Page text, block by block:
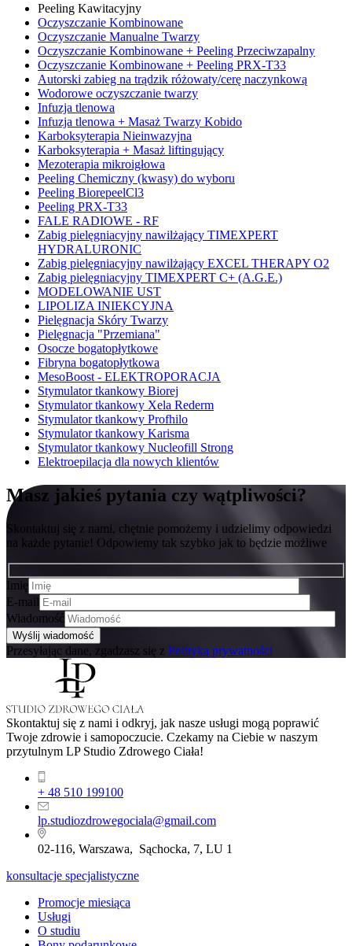
Peeling Kawitacyjny
Oczyszczanie Kombinowane
Oczyszczanie Manualne Twarzy
Oczyszczanie Kombinowane + Peeling Przeciwzapalny
Oczyszczanie Kombinowane + Peeling PRX-T33
Autorski zabieg na trądzik różowaty/cerę naczynkową
Wodorowe oczyszczanie twarzy
Infuzja tlenowa
Infuzja tlenowa + Masaż Twarzy Kobido
Karboksyterapia Nieinwazyjna
Karboksyterapia + Masaż liftingujący
Mezoterapia mikroigłowa
Peeling Chemiczny (kwasy) do wyboru
Peeling BiorepeelCl3
Peeling PRX-T33
FALE RADIOWE - RF
Zabig pielęgniacyjny nawilżający TIMEXPERT
HYDRALURONIC
Zabig pielęgniacyjny nawilżający EXCEL THERAPY O2
Zabig pielęgniacyjny TIMEXPERT C+ (A.G.E.)
MODELOWANIE UST
LIPOLIZA INIEKCYJNA
Pielęgnacja Skóry Twarzy
Pielęgnacja "Przemiana"
Osocze bogatopłytkowe
Fibryna bogatopłytkowa
MesoBoost - ELEKTROPORACJA
Stymulator tkankowy Biorej
Stymulator tkankowy Xela Rederm
Stymulator tkankowy Profhilo
Stymulator tkankowy Karisma
Stymulator tkankowy Nucleofill Strong
Elektroepilacja dla nowych klientów
Masz jakieś pytania czy wątpliwości?
Skontaktuj się z nami, chętnie pomożemy i udzielimy odpowiedzi
na każde pytanie! Odpowiemy tak szybko jak to będzie możliwe
Imię
E-mail
Wiadomość
Przesyłając dane, zgadzasz się z Polityką prywatności
Skontaktuj się z nami i odkryj, jak nasze usługi mogą poprawić
Twoje zdrowie i samopoczucie. Czekamy na Ciebie w naszym
przytulnym LP Studio Zdrowego Ciała!
+ 48 510 199100
lp.studiozdrowegociala@gmail.com
02-116, Warszawa, Sąchocka, 7, LU 1
konsultacje specjalistyczne
Promocje miesiąca
Usługi
O studiu